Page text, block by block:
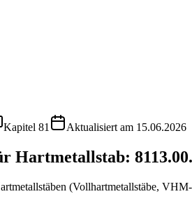
Kapitel 81 Aktualisiert am 15.06.2026
Hartmetallstab:
(Vollhartmetallstäbe,